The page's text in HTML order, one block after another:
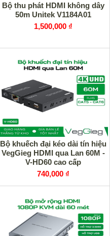
Bộ thu phát HDMI không dây
50m Unitek V1184A01
1,500,000 ₫
Bộ khuếch đại kéo dài tín hiệu
VegGieg HDMI qua Lan 60M -
V-HD60 cao cấp
740,000 ₫